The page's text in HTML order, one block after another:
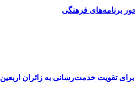
تقویت خدمت‌رسانی به زائران اربعین